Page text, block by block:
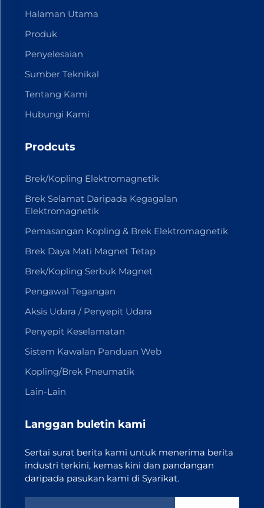
Halaman Utama
Produk
Penyelesaian
Sumber Teknikal
Tentang Kami
Hubungi Kami
Prodcuts
Brek/Kopling Elektromagnetik
Brek Selamat Daripada Kegagalan
Elektromagnetik
Pemasangan Kopling & Brek Elektromagnetik
Brek Daya Mati Magnet Tetap
Brek/Kopling Serbuk Magnet
Pengawal Tegangan
Aksis Udara / Penyepit Udara
Penyepit Keselamatan
Sistem Kawalan Panduan Web
Kopling/Brek Pneumatik
Lain-Lain
Langgan buletin kami
Sertai surat berita kami untuk menerima berita
industri terkini, kemas kini dan pandangan
daripada pasukan kami di Syarikat.